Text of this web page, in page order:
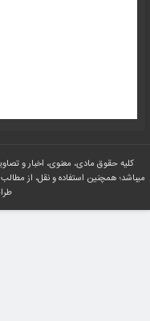
کلیه حقوق مادی، معنوی، اخبار و